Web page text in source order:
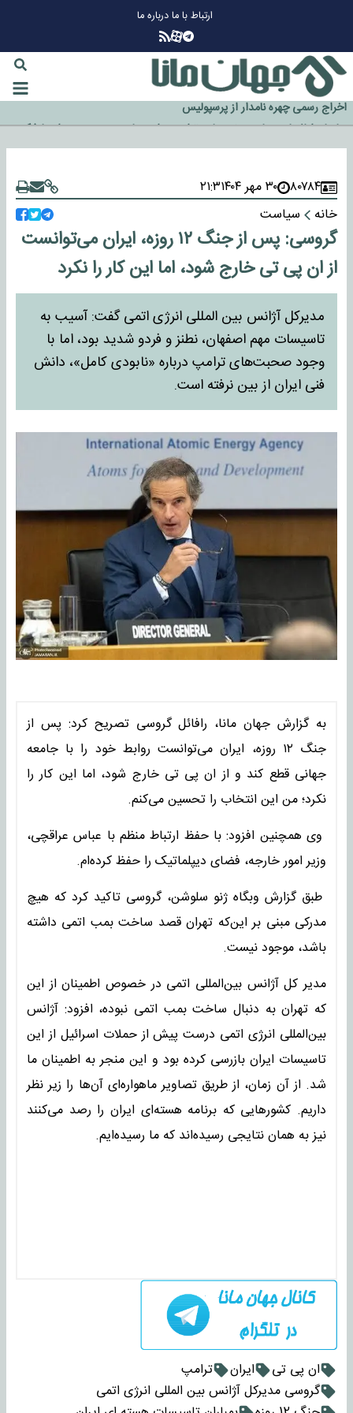
ارتباط با مادرباره ما
گزینه جدایی اوسمار روی میز مدیران پرسپولیس
آیا رئیس جمهور آمریکا قانون را دور می‌زند؟
اخراج رسمی چهره نامدار از پرسپولیس
سازمان اطلاعات سپاه: پروژه دولت ترامپ برای مهار چین، روسیه و اروپا شکست
خورد
۸۰۷۸۴ ۳۰ مهر ۱۴۰۴
۲۱:۳
خانه
سیاست
گروسی: پس از جنگ ۱۲ ‌روزه، ایران می‌توانست
از ان پی تی خارج شود، اما این کار را نکرد
مدیرکل آژانس بین المللی انرژی اتمی گفت: آسیب به
تاسیسات مهم اصفهان، نطنز و فردو شدید بود، اما با
وجود صحبت‌های ترامپ درباره «نابودی کامل»، دانش
فنی ایران از بین نرفته است.
به گزارش جهان مانا، رافائل گروسی تصریح کرد: پس از
جنگ ۱۲ ‌روزه، ایران می‌توانست روابط خود را با جامعه
جهانی قطع کند و از ان پی تی خارج شود، اما این کار را
نکرد؛ من این انتخاب را تحسین می‌کنم.
وی همچنین افزود: با حفظ ارتباط منظم با عباس عراقچی،
وزیر امور خارجه، فضای دیپلماتیک را حفظ کرده‌ام.
طبق گزارش وبگاه ژنو سلوشن، گروسی تاکید کرد که هیچ
مدرکی مبنی بر این‌که تهران قصد ساخت بمب اتمی داشته
باشد، موجود نیست.
مدیر کل آژانس بین‌المللی اتمی در خصوص اطمینان از این
که تهران به دنبال ساخت بمب اتمی نبوده، افزود: آژانس
بین‌المللی انرژی اتمی درست پیش از حملات اسرائیل از این
تاسیسات ایران بازرسی کرده بود و این منجر به اطمینان ما
شد. از آن زمان، از طریق تصاویر ماهواره‌ای آن‌ها را زیر نظر
داریم. کشورهایی که برنامه هسته‌ای ایران را رصد می‌کنند
نیز به همان نتایجی رسیده‌اند که ما رسیده‌ایم.
ان پی تی ایران
ترامپ
گروسی مدیرکل آژانس بین المللی انرژی اتمی